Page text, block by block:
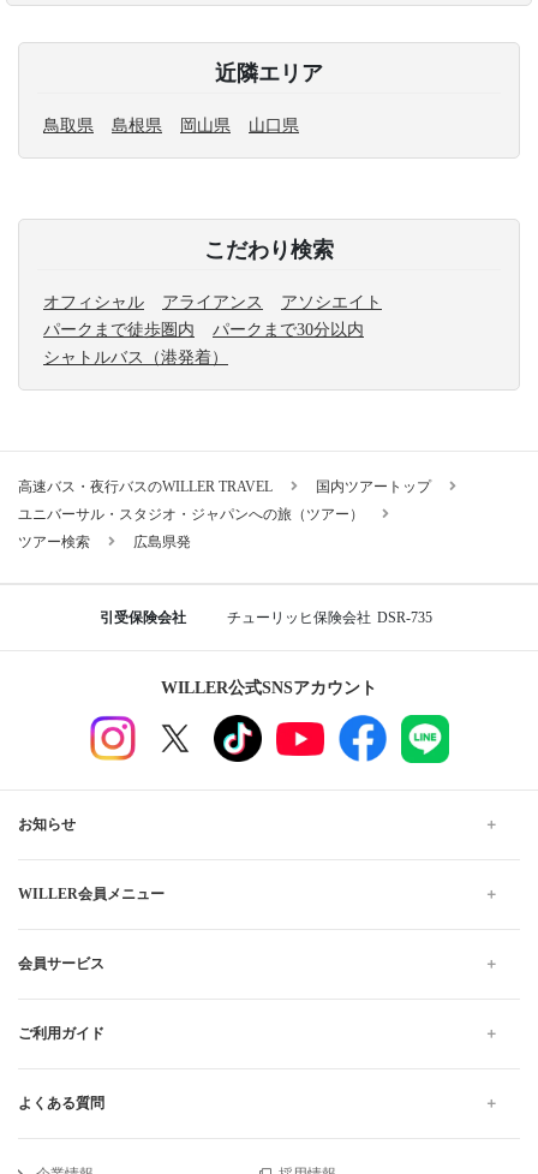
近隣エリア
鳥取県 島根県 岡山県 山口県
こだわり検索
オフィシャル アライアンス
アソシエイト
パークまで徒歩圏内
パークまで30分以内
シャトルバス（港発着）
高速バス・夜行バスのWILLER TRAVEL
国内ツアートップ
ユニバーサル・スタジオ・ジャパンへの旅（ツアー）
ツアー検索
広島県発
引受保険会社 チューリッヒ保険会社 DSR-735
WILLER公式SNSアカウント
お知らせ
WILLER会員メニュー
会員サービス
ご利用ガイド
よくある質問